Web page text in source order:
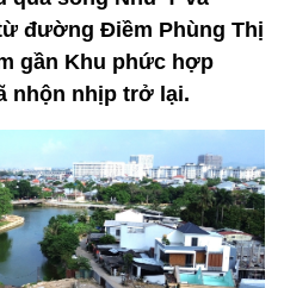
đường Điềm Phùng Thị
gần Khu phức hợp
nhộn nhịp trở lại.